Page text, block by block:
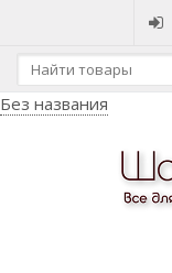
Без названия